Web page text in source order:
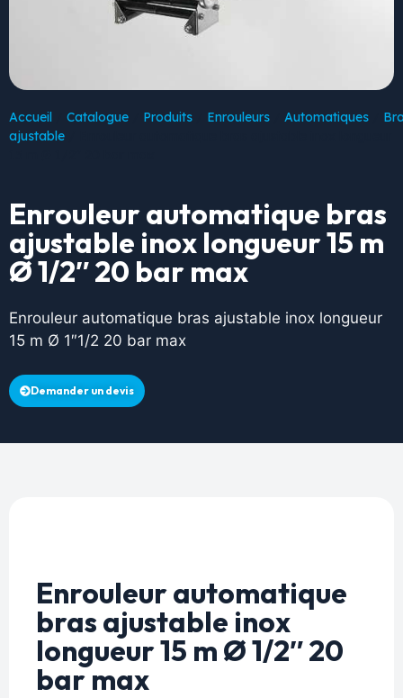
Accueil Catalogue Produits Enrouleurs Automatiques
ajustable
Enrouleur automatique bras
ajustable inox longueur 15 m
Ø 1/2″ 20 bar max
Enrouleur automatique bras ajustable inox longueur
15 m Ø 1″1/2 20 bar max
Demander un devis
Enrouleur automatique
bras ajustable inox
longueur 15 m Ø 1/2″ 20
bar max